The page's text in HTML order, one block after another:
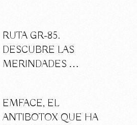
RUTA GR-85.
DESCUBRE LAS
MERINDADES …
EMFACE, EL
ANTIBOTOX QUE HA